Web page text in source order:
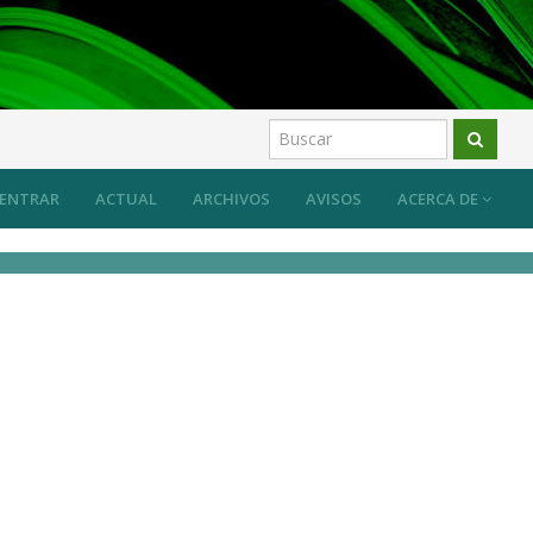
ACTUAL ARCHIVOS AVISOS ACERCA DE
ENTRAR
desde las prácticas artísticas? Artículos